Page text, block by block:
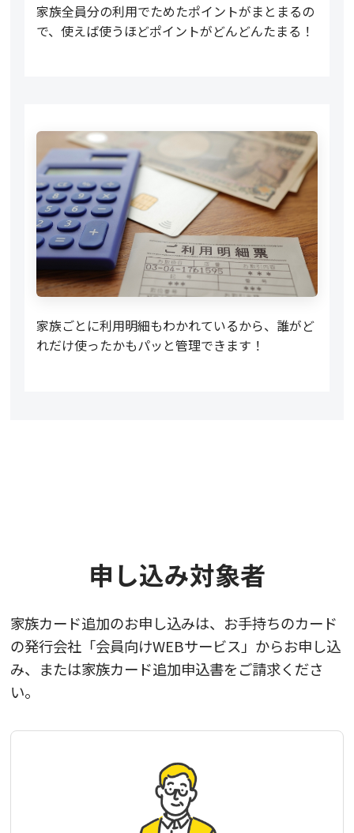
家族全員分の利用でためたポイントがまとまるの
で、使えば使うほどポイントがどんどんたまる！
家族ごとに利用明細もわかれているから、誰がど
れだけ使ったかもパッと管理できます！
申し込み対象者
家族カード追加のお申し込みは、お手持ちのカード
の発行会社「会員向けWEBサービス」からお申し込
み、 または家族カード追加申込書をご請求くださ
い。